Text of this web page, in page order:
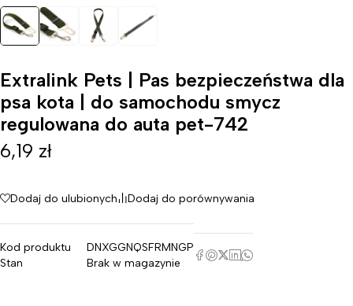
Extralink Pets | Pas bezpieczeństwa dla
psa kota | do samochodu smycz
regulowana do auta pet-742
6,19 zł
Dodaj do ulubionych Dodaj do porównywania
Kod produktu
DNXGGNQSFRMNGP
Stan
Brak w magazynie